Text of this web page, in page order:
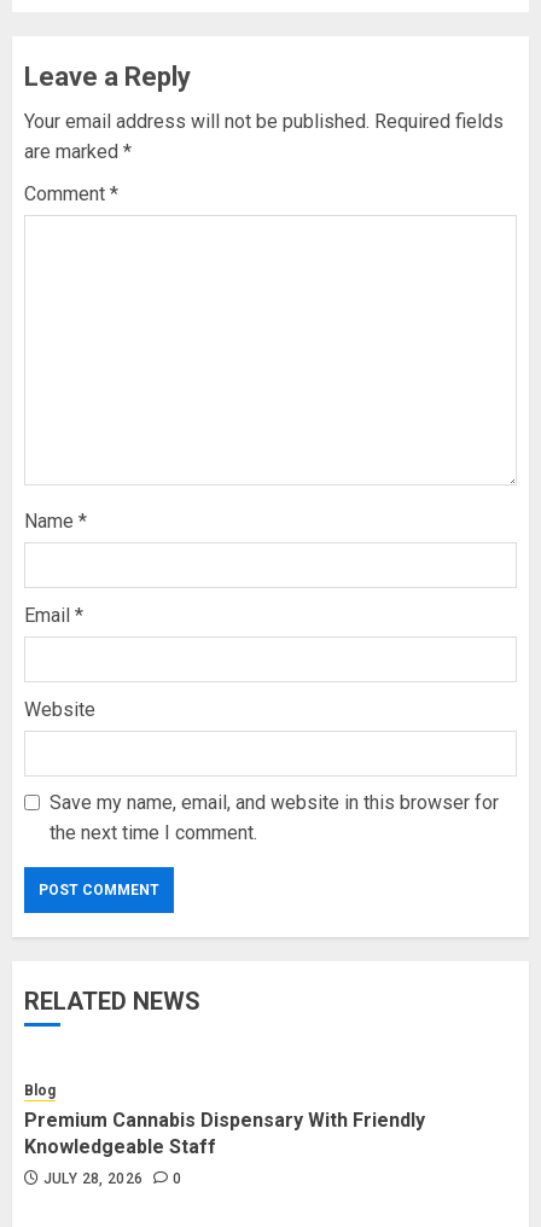
Leave a Reply
Your email address will not be published. Required fields
are marked *
Comment *
Name *
Email *
Website
Save my name, email, and website in this browser for
the next time I comment.
RELATED NEWS
Blog
Premium Cannabis Dispensary With Friendly
Knowledgeable Staff
JULY 28, 2026 0